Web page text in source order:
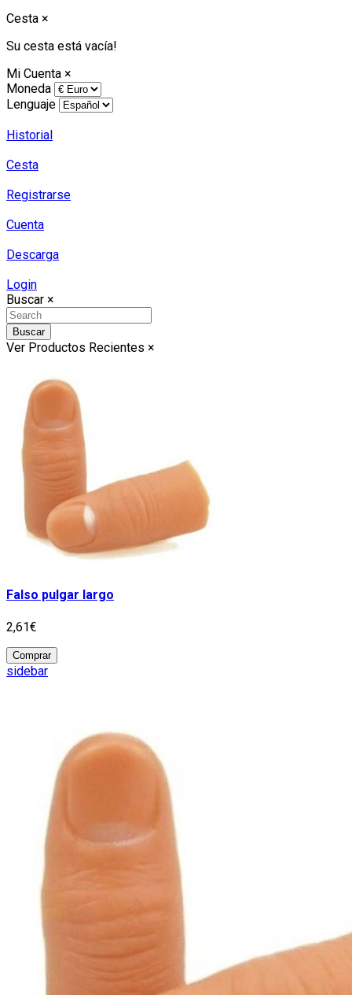
Cesta ×
Su cesta está vacía!
Mi Cuenta ×
Moneda
Lenguaje
Historial
Cesta
Registrarse
Cuenta
Descarga
Login
Buscar ×
Buscar
Ver Productos Recientes ×
Falso pulgar largo
2,61€
Comprar
sidebar